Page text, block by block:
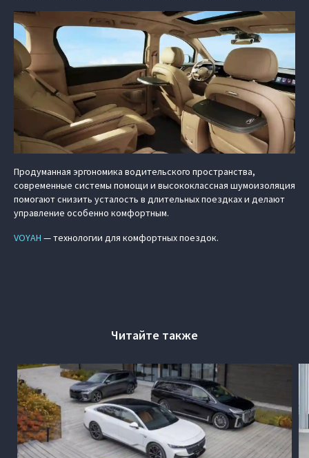
Продуманная эргономика водительского пространства,
современные системы помощи и высококлассная шумоизоляция
помогают снизить усталость в длительных поездках и делают
управление особенно комфортным.
VOYAH — технологии для комфортных поездок.
Читайте также